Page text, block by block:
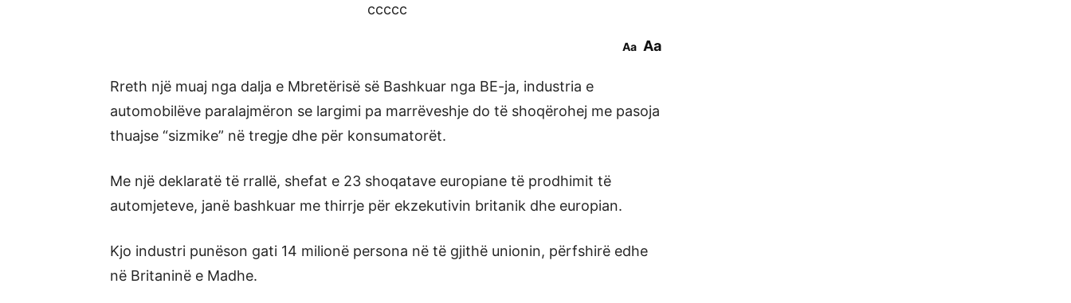
ccccc
Aa Aa
Rreth një muaj nga dalja e Mbretërisë së Bashkuar nga BE-ja, industria e
automobilëve paralajmëron se largimi pa marrëveshje do të shoqërohej me pasoja
thuajse “sizmike” në tregje dhe për konsumatorët.
Me një deklaratë të rrallë, shefat e 23 shoqatave europiane të prodhimit të
automjeteve, janë bashkuar me thirrje për ekzekutivin britanik dhe europian.
Kjo industri punëson gati 14 milionë persona në të gjithë unionin, përfshirë edhe
në Britaninë e Madhe.